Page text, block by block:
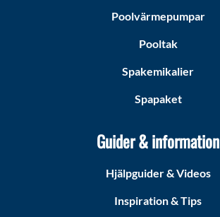
Poolvärmepumpar
Pooltak
Spakemikalier
Spapaket
Guider & information
Hjälpguider & Videos
Inspiration & Tips